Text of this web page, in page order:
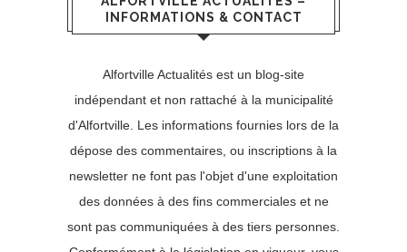
INFORMATIONS & CONTACT
Alfortville Actualités est un blog-site
indépendant et non rattaché à la municipalité
d'Alfortville. Les informations fournies lors de la
dépose des commentaires, ou inscriptions à la
newsletter ne font pas l'objet d'une exploitation
des données à des fins commerciales et ne
sont pas communiquées à des tiers personnes.